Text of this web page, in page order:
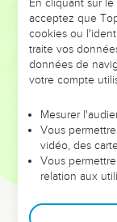
ET SI LEURS
leur foi ou leur
et les saisons
Dans cette
clés pour
En cliquant sur
acceptez que
cookies ou
traite vos
données de
votre compte
Mesurer
Vous
vidéo, des
Vous
relation aux